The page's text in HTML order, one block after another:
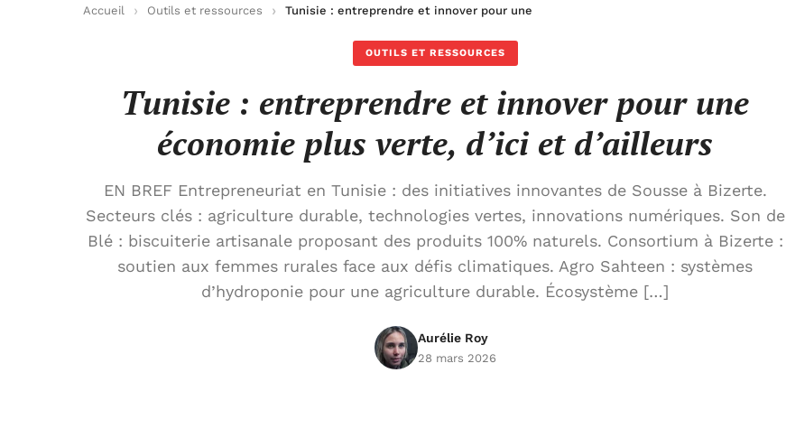
Accueil Outils et ressources Tunisie : entreprendre et innover pour une économie plus verte, d’ici et d’ailleurs
OUTILS ET RESSOURCES
Tunisie : entreprendre et innover pour une
économie plus verte, d’ici et d’ailleurs
EN BREF Entrepreneuriat en Tunisie : des initiatives innovantes de Sousse à Bizerte.
Secteurs clés : agriculture durable, technologies vertes, innovations numériques. Son de
Blé : biscuiterie artisanale proposant des produits 100% naturels. Consortium à Bizerte :
soutien aux femmes rurales face aux défis climatiques. Agro Sahteen : systèmes
d’hydroponie pour une agriculture durable. Écosystème […]
Aurélie Roy
28 mars 2026